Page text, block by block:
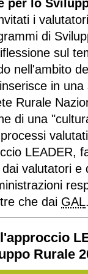
per lo
i
di
sul
nell'ambito
in
Rurale
di una
LEADER,
valutatori e
che dai GAL
Rurale